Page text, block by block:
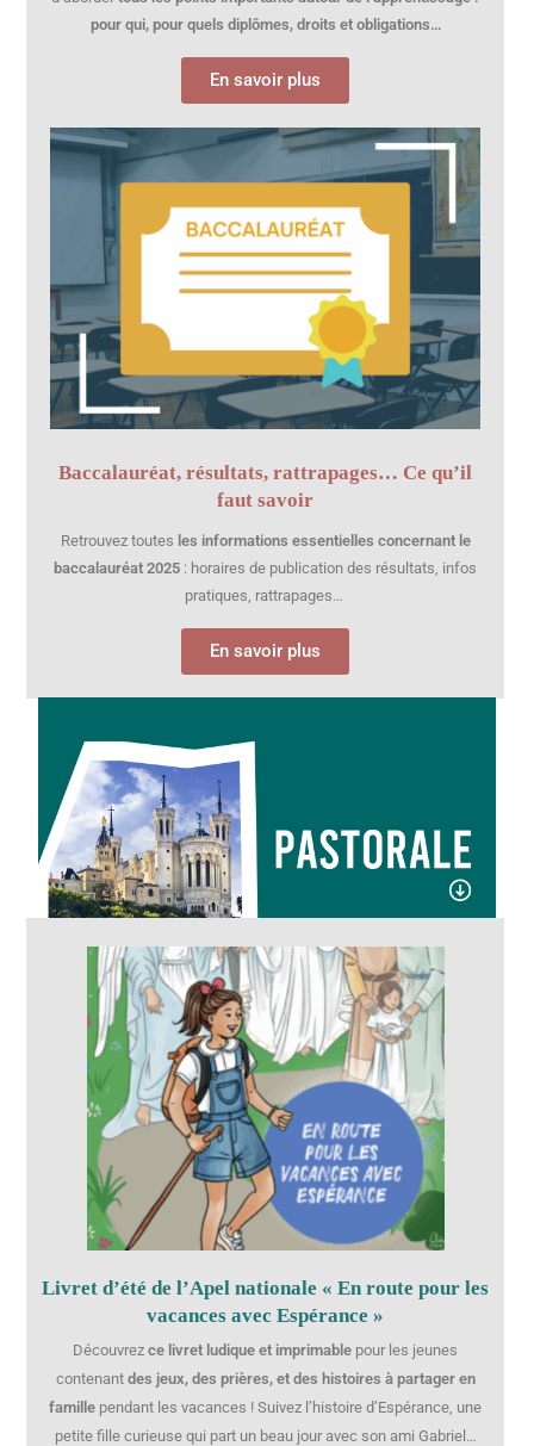
pour qui, pour quels diplômes, droits et obligations…
En savoir plus
Baccalauréat, résultats, rattrapages… Ce qu’il
faut savoir
Retrouvez toutes les informations essentielles concernant le
baccalauréat 2025 : horaires de publication des résultats, infos
pratiques, rattrapages…
En savoir plus
Livret d’été de l’Apel nationale « En route pour les
vacances avec Espérance »
Découvrez ce livret ludique et imprimable pour les jeunes
contenant des jeux, des prières, et des histoires à partager en
famille pendant les vacances ! Suivez l’histoire d’Espérance, une
petite fille curieuse qui part un beau jour avec son ami Gabriel…